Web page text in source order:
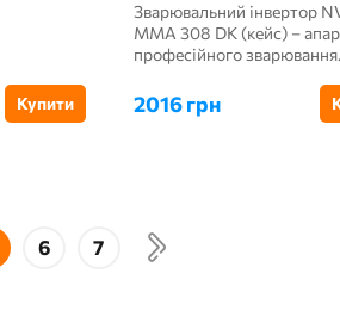
Купити
Зварювальний інвертор
MMA 308 DK (кейс) –
професійного зварювання.
2016 грн
6 7